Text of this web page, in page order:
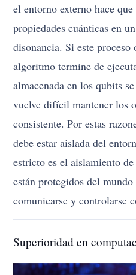
el entorno externo hace
propiedades cuánticas en
disonancia. Si este proceso
algoritmo termine de
almacenada en los qubits
vuelve difícil mantener los
consistente. Por estas
debe estar aislada del
estricto es el aislamiento
están protegidos del
comunicarse y controlarse
Superioridad en